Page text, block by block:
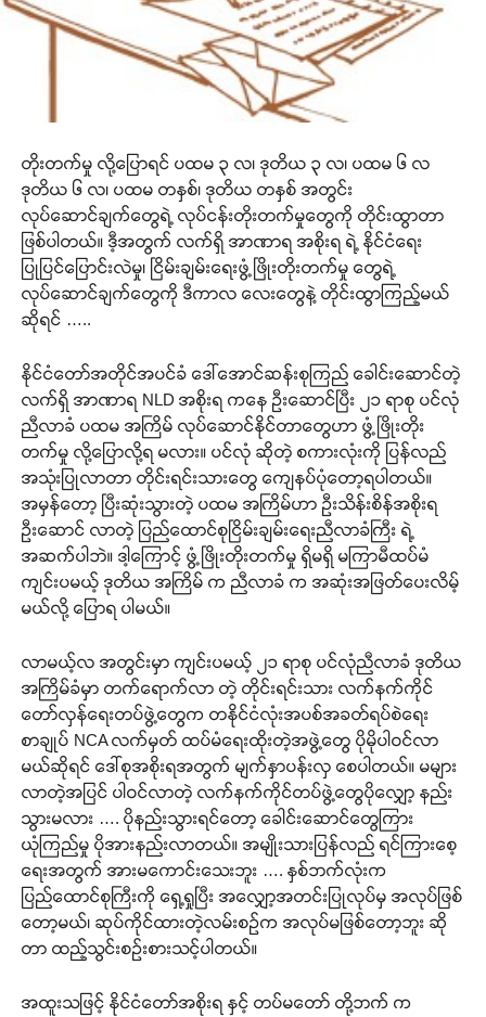
တိုးတက်မှု လို့ပြောရင် ပထမ ၃ လ၊ ဒုတိယ ၃ လ၊ ပထမ ၆ လ
ဒုတိယ ၆ လ၊ ပထမ တနှစ်၊ ဒုတိယ တနှစ် အတွင်း
လုပ်ဆောင်ချက်တွေရဲ့ လုပ်ငန်းတိုးတက်မှုတွေကို တိုင်းထွာတာ
ဖြစ်ပါတယ်။ ဒီ့အတွက် လက်ရှိ အာဏာရ အစိုးရ ရဲ့ နိုင်ငံရေး
ပြုပြင်ပြောင်းလဲမှု၊ ငြိမ်းချမ်းရေးဖွံ့ဖြိုးတိုးတက်မှု တွေရဲ့
လုပ်ဆောင်ချက်တွေကို ဒီကာလ လေးတွေနဲ့ တိုင်းထွာကြည့်မယ်
ဆိုရင် …..
နိုင်ငံတော်အတိုင်အပင်ခံ ဒေါ်အောင်ဆန်းစုကြည် ခေါင်းဆောင်တဲ့
လက်ရှိ အာဏာရ NLD အစိုးရ ကနေ ဦးဆောင်ပြီး ၂၁ ရာစု ပင်လုံ
ညီလာခံ ပထမ အကြိမ် လုပ်ဆောင်နိုင်တာတွေဟာ ဖွံ့ဖြိုးတိုး
တက်မှု လို့ပြောလို့ရ မလား။ ပင်လုံ ဆိုတဲ့ စကားလုံးကို ပြန်လည်
အသုံးပြုလာတာ တိုင်းရင်းသားတွေ ကျေနပ်ပုံတော့ရပါတယ်။
အမှန်တော့ ပြီးဆုံးသွားတဲ့ ပထမ အကြိမ်ဟာ ဦးသိန်းစိန်အစိုးရ
ဦးဆောင် လာတဲ့ ပြည်ထောင်စုငြိမ်းချမ်းရေးညီလာခံကြီး ရဲ့
အဆက်ပါဘဲ။ ဒါ့ကြောင့် ဖွံ့ဖြိုးတိုးတက်မှု ရှိမရှိ မကြာမီထပ်မံ
ကျင်းပမယ့် ဒုတိယ အကြိမ် က ညီလာခံ က အဆုံးအဖြတ်ပေးလိမ့်
မယ်လို့ ပြောရ ပါမယ်။
လာမယ့်လ အတွင်းမှာ ကျင်းပမယ့် ၂၁ ရာစု ပင်လုံညီလာခံ ဒုတိယ
အကြိမ်ခံမှာ တက်ရောက်လာ တဲ့ တိုင်းရင်းသား လက်နက်ကိုင်
တော်လှန်ရေးတပ်ဖွဲ့တွေက တနိုင်ငံလုံးအပစ်အခတ်ရပ်စဲရေး
စာချုပ် NCA လက်မှတ် ထပ်မံရေးထိုးတဲ့အဖွဲ့တွေ ပိုမိုပါဝင်လာ
မယ်ဆိုရင် ဒေါ်စုအစိုးရအတွက် မျက်နှာပန်းလှ စေပါတယ်။ မများ
လာတဲ့အပြင် ပါဝင်လာတဲ့ လက်နက်ကိုင်တပ်ဖွဲ့တွေပိုလျှော့ နည်း
သွားမလား …. ပိုနည်းသွားရင်တော့ ခေါင်းဆောင်တွေကြား
ယုံကြည်မှု ပိုအားနည်းလာတယ်။ အမျိုးသားပြန်လည် ရင်ကြားစေ့
ရေးအတွက် အားမကောင်းသေးဘူး …. နှစ်ဘက်လုံးက
ပြည်ထောင်စုကြီးကို ရှေ့ရှုပြီး အလျှော့အတင်းပြုလုပ်မှ အလုပ်ဖြစ်
တော့မယ်၊ ဆုပ်ကိုင်ထားတဲ့လမ်းစဉ်က အလုပ်မဖြစ်တော့ဘူး ဆို
တာ ထည့်သွင်းစဉ်းစားသင့်ပါတယ်။
အထူးသဖြင့် နိုင်ငံတော်အစိုးရ နှင့် တပ်မတော် တို့ဘက် က